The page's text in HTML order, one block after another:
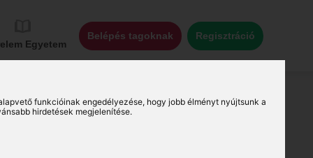
funkcióinak engedélyezése, hogy jobb élményt nyújtsunk a
hirdetések megjelenítése.
Egyetem
Belépés tagoknak Regisztráció